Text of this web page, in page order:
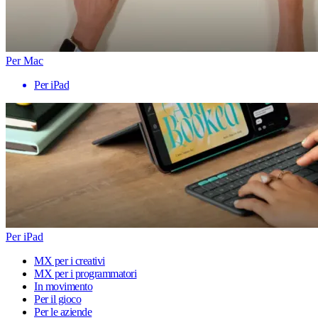
Per Mac
Per iPad
Per iPad
MX per i creativi
MX per i programmatori
In movimento
Per il gioco
Per le aziende